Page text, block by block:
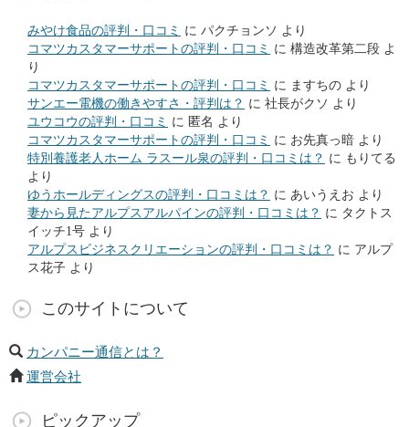
みやけ食品の評判・口コミ に パクチョンソ より
コマツカスタマーサポートの評判・口コミ に 構造改革第二段 よ
り
コマツカスタマーサポートの評判・口コミ に ますちの より
サンエー電機の働きやすさ・評判は？ に 社長がクソ より
ユウコウの評判・口コミ に 匿名 より
コマツカスタマーサポートの評判・口コミ に お先真っ暗 より
特別養護老人ホーム ラスール泉の評判・口コミは？ に もりてる
より
ゆうホールディングスの評判・口コミは？ に あいうえお より
妻から見たアルプスアルパインの評判・口コミは？ に タクトス
イッチ1号 より
アルプスビジネスクリエーションの評判・口コミは？ に アルプ
ス花子 より
このサイトについて
カンパニー通信とは？
運営会社
ピックアップ